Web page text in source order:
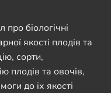
біологічні
якості плодів та
сорти,
плодів та овочів,
до їх якості